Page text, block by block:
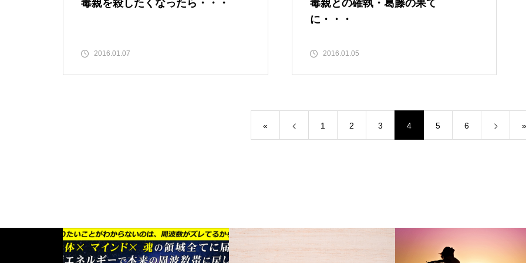
毒親を殺したくなったら・・・
2016.01.07
毒親との確執・葛藤の果て
に・・・
2016.01.05
« 1 2 3 4 5 6 »